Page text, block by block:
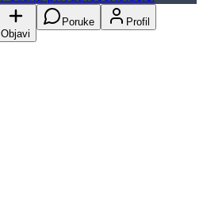
Objavi
Poruke Profil